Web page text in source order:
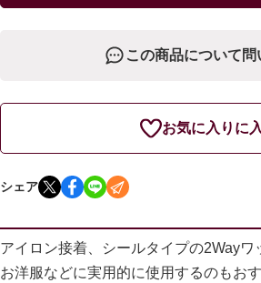
この商品について問
お気に入りに
シェア
アイロン接着、シールタイプの2Wayワ
お洋服などに実用的に使用するのもおす